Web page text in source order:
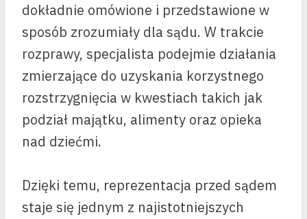
dokładnie omówione i przedstawione w
sposób zrozumiały dla sądu. W trakcie
rozprawy, specjalista podejmie działania
zmierzające do uzyskania korzystnego
rozstrzygnięcia w kwestiach takich jak
podział majątku, alimenty oraz opieka
nad dziećmi.
Dzięki temu, reprezentacja przed sądem
staje się jednym z najistotniejszych